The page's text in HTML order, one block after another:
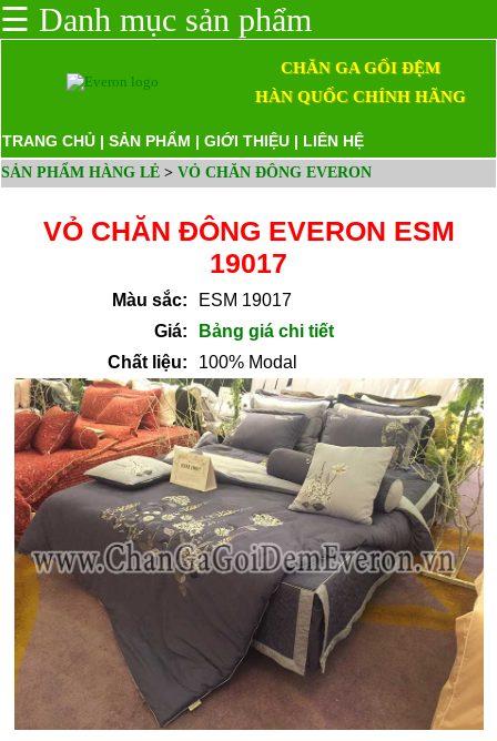
☰ Danh mục sản phẩm
CHĂN GA GỐI ĐỆM
HÀN QUỐC CHÍNH HÃNG
TRANG CHỦ | SẢN PHẨM | GIỚI THIỆU | LIÊN HỆ
SẢN PHẨM HÀNG LẺ > VỎ CHĂN ĐÔNG EVERON
VỎ CHĂN ĐÔNG EVERON ESM
19017
Màu sắc:
ESM 19017
Giá:
Bảng giá chi tiết
Chất liệu:
100% Modal